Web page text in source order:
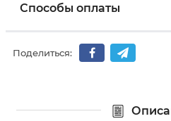
Способы оплаты
Поделиться: